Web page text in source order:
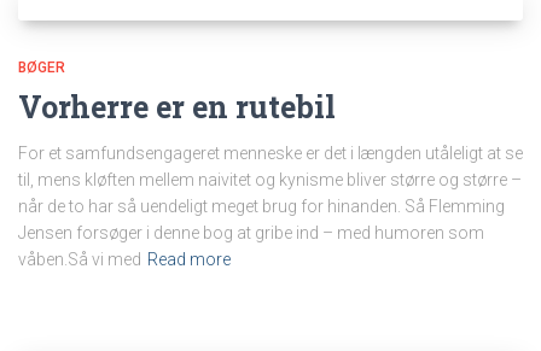
BØGER
Vorherre er en rutebil
For et samfundsengageret menneske er det i længden utåleligt at se
til, mens kløften mellem naivitet og kynisme bliver større og større –
når de to har så uendeligt meget brug for hinanden. Så Flemming
Jensen forsøger i denne bog at gribe ind – med humoren som
våben.Så vi med Read more